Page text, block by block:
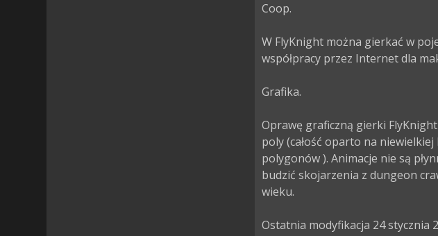
Coop.
W FlyKnight można gierkać w
współpracy przez Internet dla
Grafika.
Oprawę graficzną gierki
poly (całość oparto na
polygonów ). Animacje nie są
budzić skojarzenia z dungeon
wieku.
Ostatnia modyfikacja 24 stycznia